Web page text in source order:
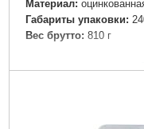
Материал:
Габариты упаковки:
Вес брутто: 810 г